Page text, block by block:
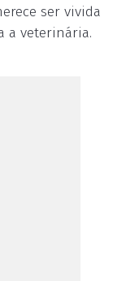
ser vivida
a veterinária.